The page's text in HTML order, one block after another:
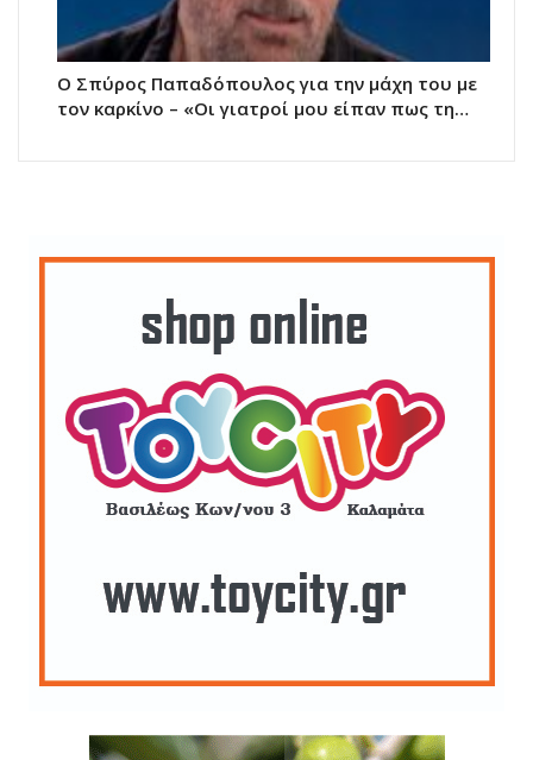
Ο Σπύρος Παπαδόπουλος για την μάχη του με
τον καρκίνο – «Οι γιατροί μου είπαν πως τη…